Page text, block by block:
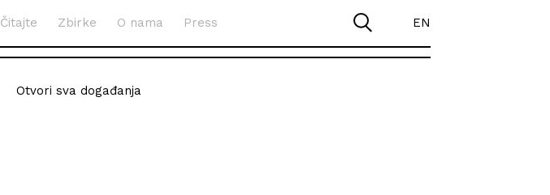
Čitajte Zbirke O nama Press EN
Otvori sva događanja